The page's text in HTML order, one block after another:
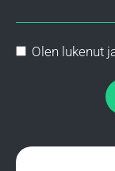
Olen lukenut